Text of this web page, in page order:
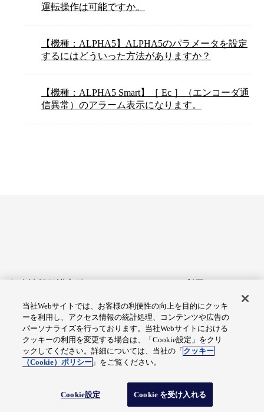
運転操作は可能ですか。
【機種：ALPHA5】ALPHA5のパラメータを設定
するにはどういった方法がありますか？
【機種：ALPHA5 Smart】［ Ec ］（エンコーダ通
信異常）のアラーム表示になります。
アクセシビリティへの対応
Cookie設定
総合サイトマップ
© Fuji Electric Co., Ltd.
当社Webサイトでは、お客様の利便性の向上を目的にクッキ
ーを利用し、アクセス情報の統計処理、コンテンツや広告の
パーソナライズを行っております。当社Webサイトにおける
クッキーの利用を変更する場合は、「Cookie設定」をクリ
ックしてください。詳細については、当社の「 クッキー
（Cookie）ポリシー 」をご覧ください。
Cookie設定 Cookie を受け入れる